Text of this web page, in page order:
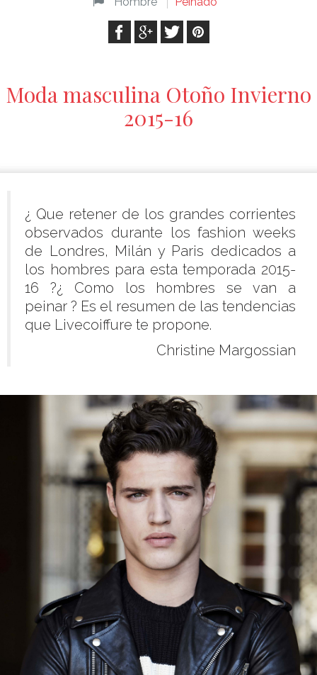
Moda masculina Otoño Invierno
2015-16
¿ Que retener de los grandes corrientes
observados durante los fashion weeks
de Londres, Milán y Paris dedicados a
los hombres para esta temporada 2015-
16 ?¿ Como los hombres se van a
peinar ? Es el resumen de las tendencias
que Livecoiffure te propone.
Christine Margossian